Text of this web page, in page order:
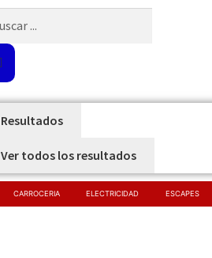
Resultados
Ver todos los resultados
CARROCERIA ELECTRICIDAD ESCAPES